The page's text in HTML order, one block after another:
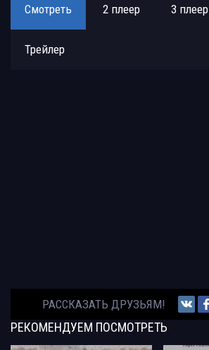
Смотреть 2 плеер 3 плеер
Трейлер
РАССКАЗАТЬ ДРУЗЬЯМ!
РЕКОМЕНДУЕМ ПОСМОТРЕТЬ